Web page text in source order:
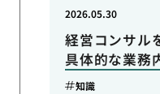
経営コンサル
具体的な業務
2026.05.30
知識